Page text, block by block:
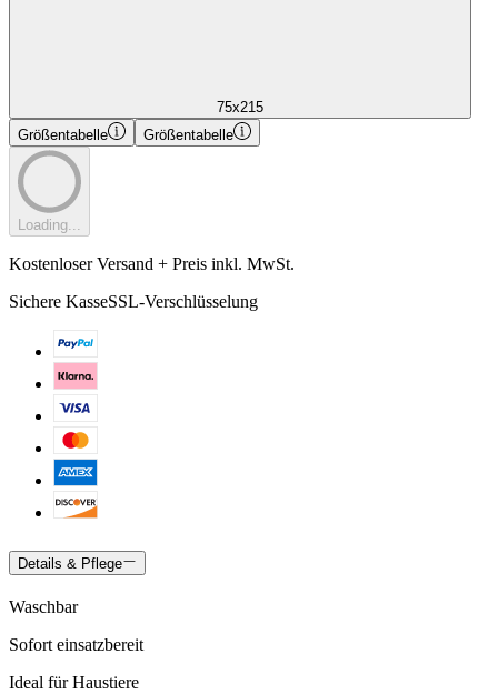
75x215
Größentabelle
Größentabelle
Loading...
Kostenloser Versand + Preis inkl. MwSt.
Sichere KasseSSL-Verschlüsselung
Details & Pflege
Waschbar
Sofort einsatzbereit
Ideal für Haustiere